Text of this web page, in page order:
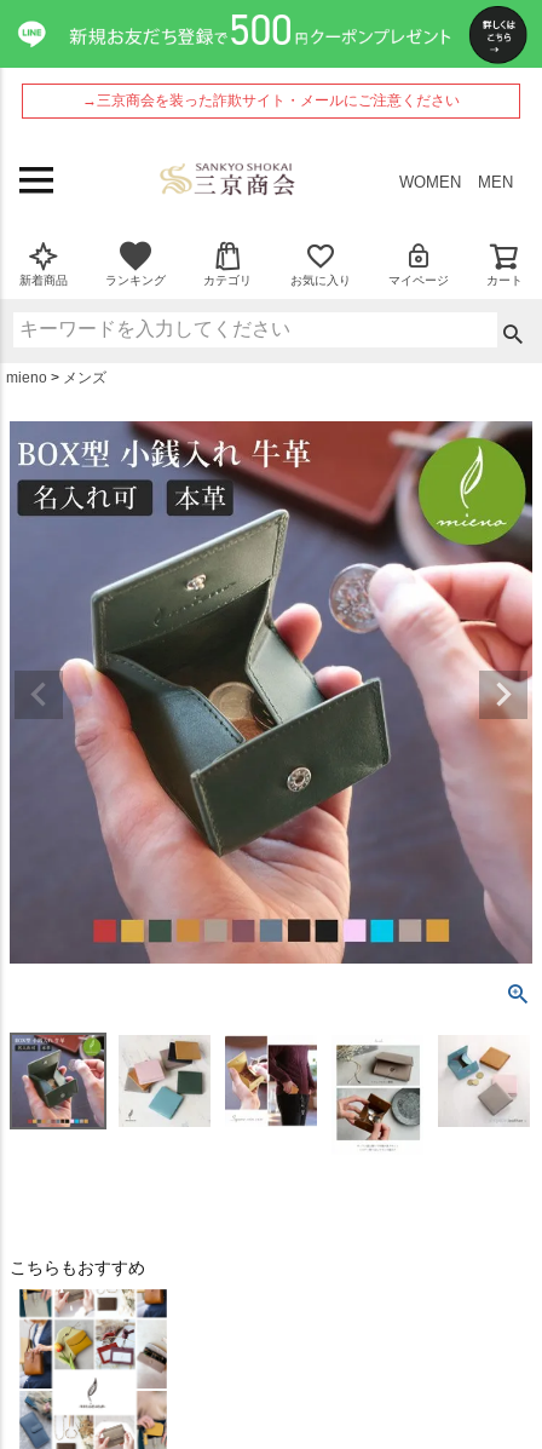
→三京商会を装った詐欺サイト・メールにご注意ください
WOMEN MEN
新着商品 ランキング カテゴリ お気に入り マイページ カート
mieno メンズ
こちらもおすすめ
ペー
ジト
ップ
へ